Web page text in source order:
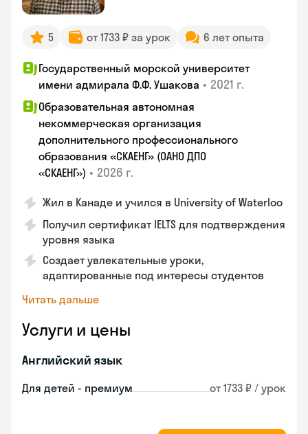
5 от 1733 ₽ за урок 6 лет опыта
Государственный морской университет
имени адмирала Ф.Ф. Ушакова • 2021 г.
Образовательная автономная
некоммерческая организация
дополнительного профессионального
образования «СКАЕНГ» (ОАНО ДПО
«СКАЕНГ») • 2026 г.
Жил в Канаде и учился в University of Waterloo
Получил сертификат IELTS для подтверждения
уровня языка
Создает увлекательные уроки,
адаптированные под интересы студентов
Читать дальше
Услуги и цены
Английский язык
Для детей - премиум от 1733 ₽ / урок